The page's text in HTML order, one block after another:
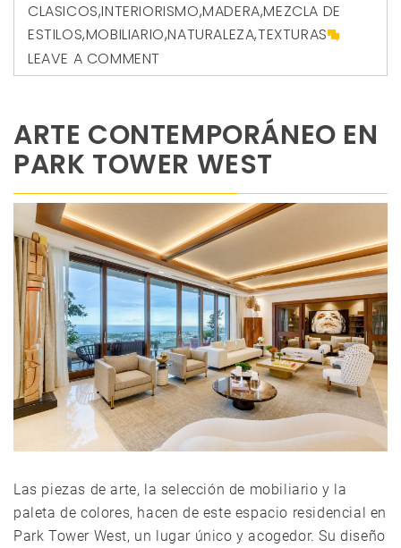
CLASICOS,INTERIORISMO,MADERA,MEZCLA DE
ESTILOS,MOBILIARIO,NATURALEZA,TEXTURAS
LEAVE A COMMENT
ARTE CONTEMPORÁNEO EN
PARK TOWER WEST
Las piezas de arte, la selección de mobiliario y la
paleta de colores, hacen de este espacio residencial en
Park Tower West, un lugar único y acogedor. Su diseño